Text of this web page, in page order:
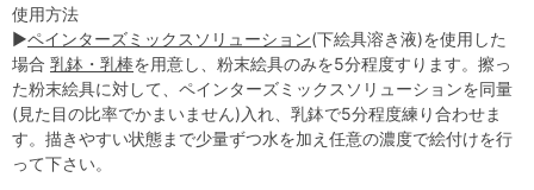
使用方法
▶ペインターズミックスソリューション(下絵具溶き液)を使用した
場合 乳鉢・乳棒を用意し、粉末絵具のみを5分程度すります。擦っ
た粉末絵具に対して、ペインターズミックスソリューションを同量
(見た目の比率でかまいません)入れ、乳鉢で5分程度練り合わせま
す。描きやすい状態まで少量ずつ水を加え任意の濃度で絵付けを行
って下さい。